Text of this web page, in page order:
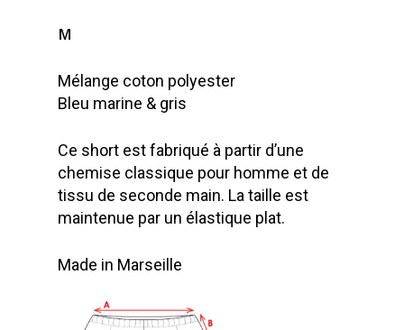
M
Mélange coton polyester
Bleu marine & gris
Ce short est fabriqué à partir d’une
chemise classique pour homme et de
tissu de seconde main. La taille est
maintenue par un élastique plat.
Made in Marseille